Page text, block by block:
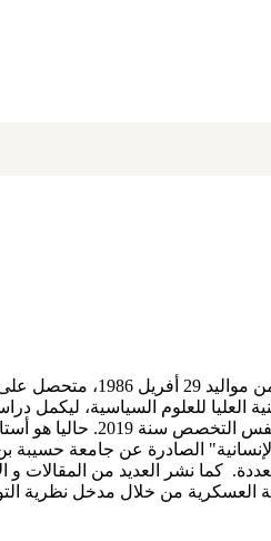
و الأمن سنة 2012 من المدرسة الوطنية
مغاربية في التعاون و
الصادرة عن جامعة حسيبة
كما نشر العديد من المقالات
العسكرية من خلال مدخل